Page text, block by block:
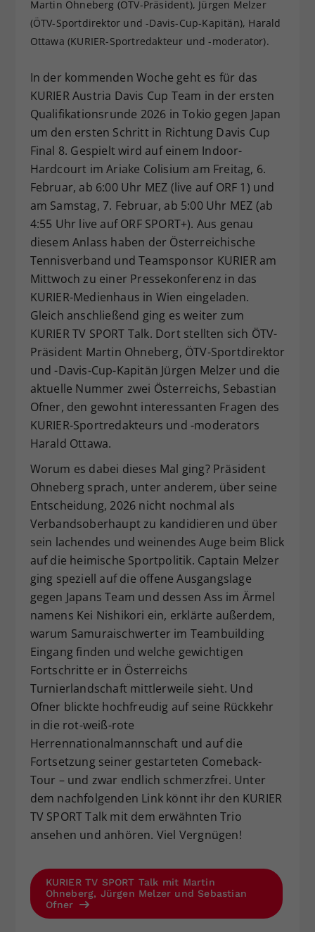
Martin Ohneberg (ÖTV-Präsident), Jürgen Melzer
(ÖTV-Sportdirektor und -Davis-Cup-Kapitän), Harald
Ottawa (KURIER-Sportredakteur und -moderator).
In der kommenden Woche geht es für das
KURIER Austria Davis Cup Team in der ersten
Qualifikationsrunde 2026 in Tokio gegen Japan
um den ersten Schritt in Richtung Davis Cup
Final 8. Gespielt wird auf einem Indoor-
Hardcourt im Ariake Colisium am Freitag, 6.
Februar, ab 6:00 Uhr MEZ (live auf ORF 1) und
am Samstag, 7. Februar, ab 5:00 Uhr MEZ (ab
4:55 Uhr live auf ORF SPORT+). Aus genau
diesem Anlass haben der Österreichische
Tennisverband und Teamsponsor KURIER am
Mittwoch zu einer Pressekonferenz in das
KURIER-Medienhaus in Wien eingeladen.
Gleich anschließend ging es weiter zum
KURIER TV SPORT Talk. Dort stellten sich ÖTV-
Präsident Martin Ohneberg, ÖTV-Sportdirektor
und -Davis-Cup-Kapitän Jürgen Melzer und die
aktuelle Nummer zwei Österreichs, Sebastian
Ofner, den gewohnt interessanten Fragen des
KURIER-Sportredakteurs und -moderators
Harald Ottawa.
Worum es dabei dieses Mal ging? Präsident
Ohneberg sprach, unter anderem, über seine
Entscheidung, 2026 nicht nochmal als
Verbandsoberhaupt zu kandidieren und über
sein lachendes und weinendes Auge beim Blick
auf die heimische Sportpolitik. Captain Melzer
ging speziell auf die offene Ausgangslage
gegen Japans Team und dessen Ass im Ärmel
namens Kei Nishikori ein, erklärte außerdem,
warum Samuraischwerter im Teambuilding
Eingang finden und welche gewichtigen
Fortschritte er in Österreichs
Turnierlandschaft mittlerweile sieht. Und
Ofner blickte hochfreudig auf seine Rückkehr
in die rot-weiß-rote
Herrennationalmannschaft und auf die
Fortsetzung seiner gestarteten Comeback-
Tour – und zwar endlich schmerzfrei. Unter
dem nachfolgenden Link könnt ihr den KURIER
TV SPORT Talk mit dem erwähnten Trio
ansehen und anhören. Viel Vergnügen!
KURIER TV SPORT Talk mit Martin
Ohneberg, Jürgen Melzer und Sebastian
Ofner
Dieser Wert speichert Ihre Consent-
Einstellungen. Unter anderem eine
zufällig generierte ID, für die
vorgenommen Einstellungen, falls der
Webseiten-Betreiber dies eingestellt
hat.